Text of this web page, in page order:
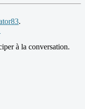
.
à la conversation.